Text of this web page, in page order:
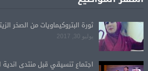
ثورة البتروكيماويات من الصخر
يوليو 30, 2017
اجتماع تنسيقي قبل منتدى اندية